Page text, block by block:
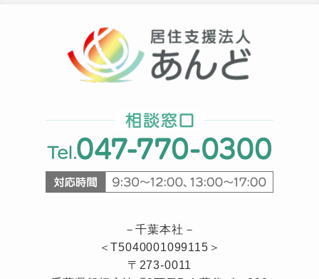
－千葉本社－
＜T5040001099115＞
〒273-0011